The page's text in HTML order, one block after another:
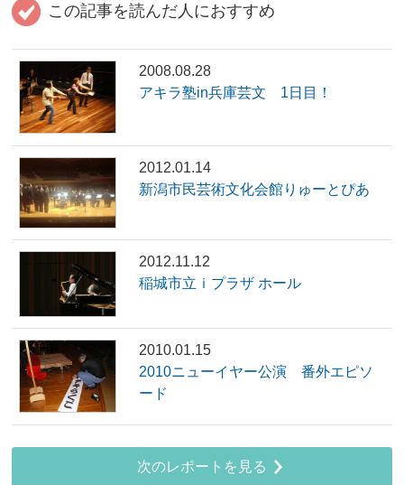
この記事を読んだ人におすすめ
2008.08.28
アキラ塾in兵庫芸文 1日目！
2012.01.14
新潟市民芸術文化会館りゅーとぴあ
2012.11.12
稲城市立ｉプラザ ホール
2010.01.15
2010ニューイヤー公演 番外エピソ
ード
次のレポートを見る